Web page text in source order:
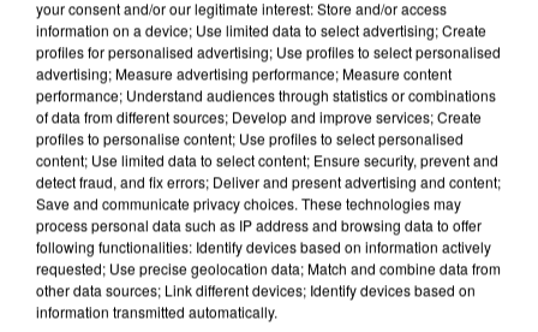
APRÈS TOUTES CES CANICULES, LES REFUGES
your consent and/or our legitimate interest: Store and/or access
information on a device; Use limited data to select advertising; Create
profiles for personalised advertising; Use profiles to select personalised
advertising; Measure advertising performance; Measure content
performance; Understand audiences through statistics or combinations
of data from different sources; Develop and improve services; Create
profiles to personalise content; Use profiles to select personalised
content; Use limited data to select content; Ensure security, prevent and
detect fraud, and fix errors; Deliver and present advertising and content;
Save and communicate privacy choices. These technologies may
process personal data such as IP address and browsing data to offer
following functionalities: Identify devices based on information actively
requested; Use precise geolocation data; Match and combine data from
other data sources; Link different devices; Identify devices based on
information transmitted automatically.